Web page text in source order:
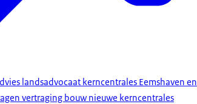
landsadvocaat kerncentrales Eemshaven en
vertraging bouw nieuwe kerncentrales